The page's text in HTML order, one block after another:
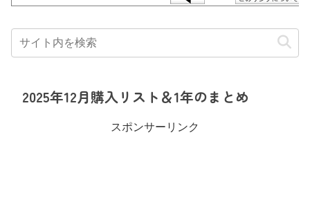
2025年12月購入リスト＆1年のまとめ
スポンサーリンク